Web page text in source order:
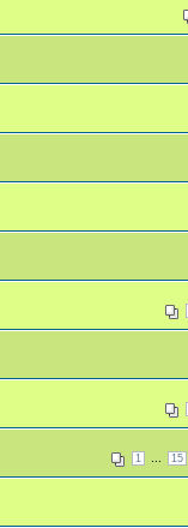
1 15